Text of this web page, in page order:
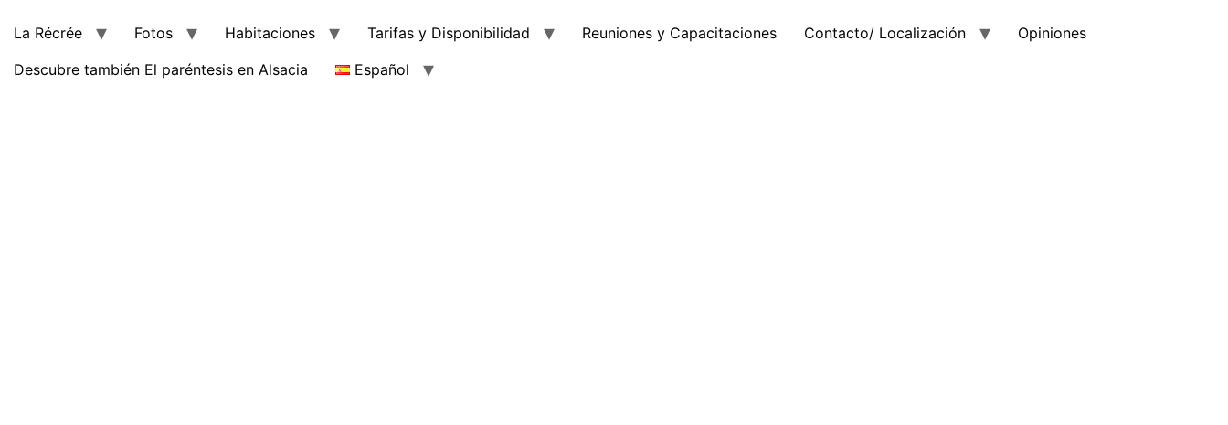
La Récrée Fotos Habitaciones Tarifas y Disponibilidad Reuniones y Capacitaciones Contacto/ Localización
Opiniones
Descubre también El paréntesis en Alsacia
Español